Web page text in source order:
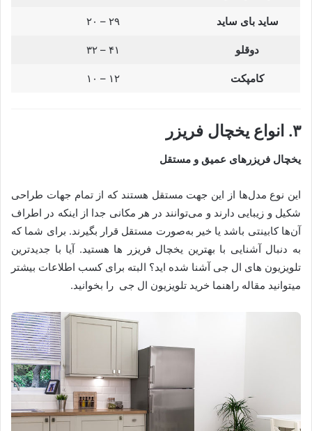
ساید بای ساید ۲۹ – ۲۰
دوقلو ۴۱ – ۳۲
کامپکت ۱۲ – ۱۰
۳. انواع یخچال فریزر
یخچال فریزرهای عمیق و مستقل
این نوع مدل‌ها از این جهت مستقل هستند که از تمام جهات طراحی
شکیل و زیبایی دارند و می‌توانند در هر مکانی جدا از اینکه در اطراف
آن‌ها کابینتی باشد یا خیر به‌صورت مستقل قرار بگیرند. برای شما که
به دنبال آشنایی با بهترین یخچال فریزر ها هستید. آیا با جدیدترین
تلویزیون های ال جی آشنا شده اید؟ البته برای کسب اطلاعات بیشتر
میتوانید مقاله راهنما خرید تلویزیون ال‌ جی را بخوانید.